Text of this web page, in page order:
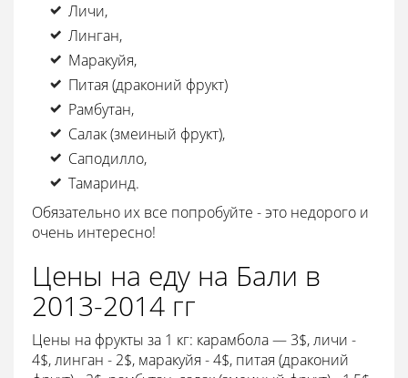
Личи,
Линган,
Маракуйя,
Питая (драконий фрукт)
Рамбутан,
Салак (змеиный фрукт),
Саподилло,
Тамаринд.
Обязательно их все попробуйте - это недорого и
очень интересно!
Цены на еду на Бали в
2013-2014 гг
Цены на фрукты за 1 кг: карамбола — 3$, личи -
4$, линган - 2$, маракуйя - 4$, питая (драконий